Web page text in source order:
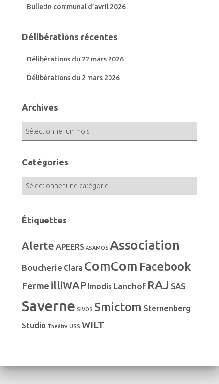
Bulletin communal d’avril 2026
Délibérations récentes
Délibérations du 22 mars 2026
Délibérations du 2 mars 2026
Archives
h
Catégories
é
g
r
e
Étiquettes
Alerte APEERS ASAMOS Association
Boucherie Clara ComCom Facebook
Ferme illiWAP Imodis Landhof RAJ SAS
Saverne SIVOS Smictom Sternenberg
Studio Théâtre USS WILT